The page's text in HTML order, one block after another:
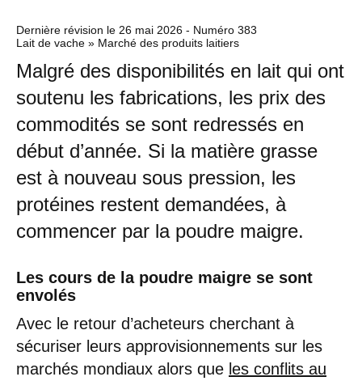
Dernière révision le 26 mai 2026 - Numéro 383
Lait de vache » Marché des produits laitiers
Malgré des disponibilités en lait qui ont
soutenu les fabrications, les prix des
commodités se sont redressés en
début d’année. Si la matière grasse
est à nouveau sous pression, les
protéines restent demandées, à
commencer par la poudre maigre.
Les cours de la poudre maigre se sont
envolés
Avec le retour d’acheteurs cherchant à
sécuriser leurs approvisionnements sur les
marchés mondiaux alors que les conflits au